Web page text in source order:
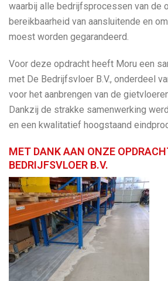
waarbij alle bedrijfsprocessen van de
bereikbaarheid van aansluitende en
moest worden gegarandeerd.
Voor deze opdracht heeft Moru een
met De Bedrijfsvloer B.V., onderdeel
voor het aanbrengen van de
Dankzij de strakke samenwerking
en een kwalitatief hoogstaand
MET DANK AAN ONZE
BEDRIJFSVLOER B.V.